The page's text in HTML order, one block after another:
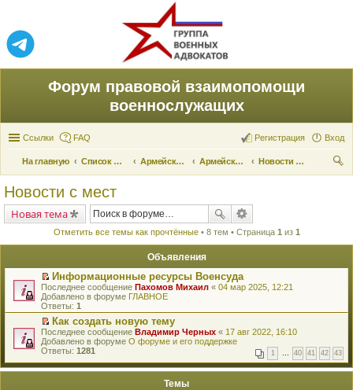
Форум правовой взаимопомощи
военнослужащих
Ссылки FAQ Вход
Регистрация
На главную Список форумов Армейские новости Армейские новости
Новости с мест
Новости с мест
Новая тема
Отметить все темы как прочтённые• 8 тем • Страница 1 из 1
Объявления
П
е
р
е
й
т
и
к
е
Информационные ресурсы Военсуда
Последнее сообщение Пахомов Михаил « 04 мар 2025, 12:21
Добавлено в форуме ГЛАВНОЕ
Ответы: 1
П
е
р
й
Как создать новую тему
Последнее сообщение Владимир Черных « 17 авг 2022, 16:10
Добавлено в форуме О форуме и его поддержке
Ответы: 1281 1 … 40 41 42 43
Темы